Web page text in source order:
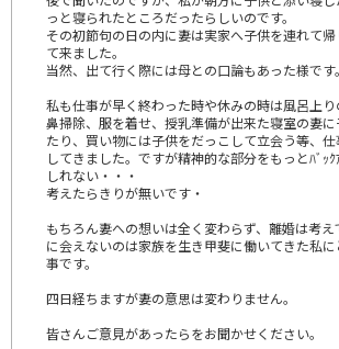
っと寝られたところだったらしいのです。
その初節句の日の内に妻は実家へ子供を連れて
て来ました。
当然、出て行く際には母との口論もあった様です。
私も仕事が早く終わった時や休みの時は風呂上り
鼻掃除、服を着せ、授乳準備が出来た寝室の妻
たり、買い物には子供をだっこして立会う等、
してきました。ですが精神的な部分をもっとﾊﾞｯｸ
しれない・・・
考えたらきりが無いです・
もちろん妻への想いは全く変わらず、離婚は考え
に会えないのは家族を生き甲斐に働いてきた私
事です。
四日経ちますが妻の意思は変わりません。
皆さんご意見があったらをお聞かせください。